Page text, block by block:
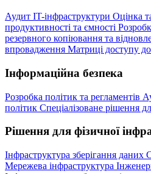
Аудит IT-інфраструктури Оцінка
продуктивності та ємності
резервного копіювання та
впровадження Матриці доступу
Інформаційна безпека
Розробка політик та регламентів
політик Спеціалізоване рішення
Рішення для фізичної
Інфраструктура зберігання даних
Мережева інфраструктура